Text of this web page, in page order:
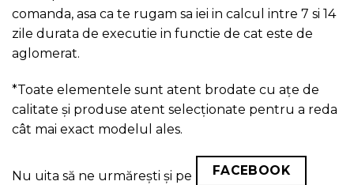
comanda, asa ca te rugam sa iei in calcul intre 7 si 14
zile durata de executie in functie de cat este de
aglomerat.
*Toate elementele sunt atent brodate cu ațe de
calitate și produse atent selecționate pentru a reda
cât mai exact modelul ales.
Nu uita să ne urmărești și pe FACEBOOK